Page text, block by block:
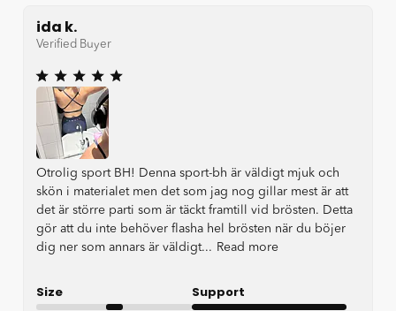
ida k.
Verified Buyer
Otrolig sport BH! Denna sport-bh är väldigt mjuk och
skön i materialet men det som jag nog gillar mest är att
det är större parti som är täckt framtill vid brösten. Detta
gör att du inte behöver flasha hel brösten när du böjer
dig ner som annars är väldigt... Read more
Size Support